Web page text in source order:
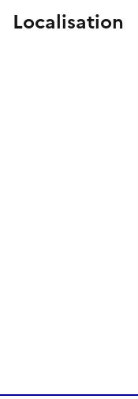
Localisation